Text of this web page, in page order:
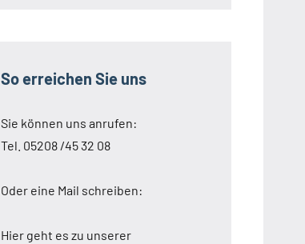
So erreichen Sie uns
Sie können uns anrufen:
Tel. 05208 /45 32 08
Oder eine Mail schreiben:
Hier geht es zu unserer